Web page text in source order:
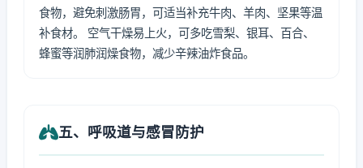
食物，避免刺激肠胃，可适当补充牛肉、羊肉、坚果等温
补食材。 空气干燥易上火，可多吃雪梨、银耳、百合、
蜂蜜等润肺润燥食物，减少辛辣油炸食品。
五、呼吸道与感冒防护